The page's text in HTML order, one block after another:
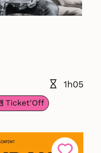
1h05
Ticket'Off